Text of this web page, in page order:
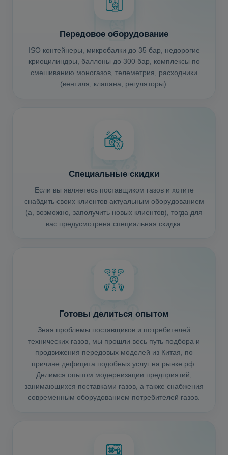
Передовое оборудование
ISO контейнеры, микробалки до 35 бар, недорогие
криоцилиндры, баллоны до 300 бар, комплексы по
смешиванию моногазов, телеметрия, расходники
(вентиля, клапана, регуляторы).
Специальные скидки
Если вы являетесь поставщиком газов и хотите
снабдить своих клиентов актуальным оборудованием
(а, возможно, заполучить новых клиентов), тогда для
вас предусмотрена специальная скидка.
Готовы делиться опытом
Зная проблемы поставщиков и потребителей
технических газов, мы прошли весь путь подбора и
продвижения передовых моделей из Китая, по
причине дефицита подобных услуг на рынке рф.
Делимся опытом модернизации предприятий,
занимающихся поставками газов, а также снабжения
современным оборудованием потребителей газов.